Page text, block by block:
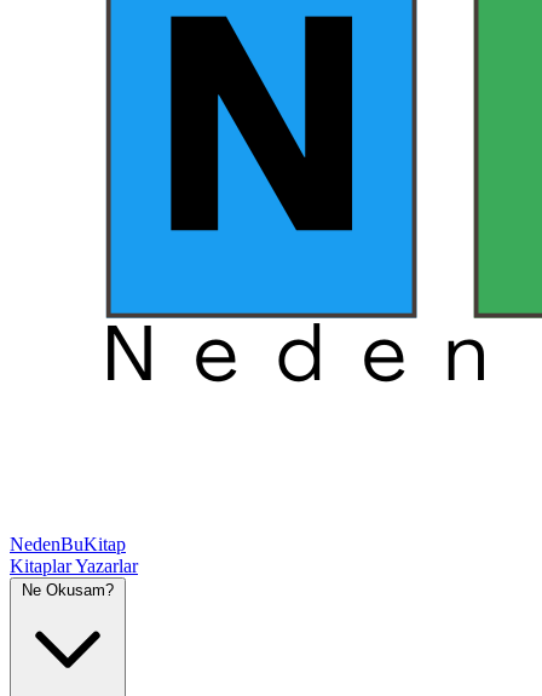
NedenBuKitap
KitaplarYazarlar
Ne Okusam?